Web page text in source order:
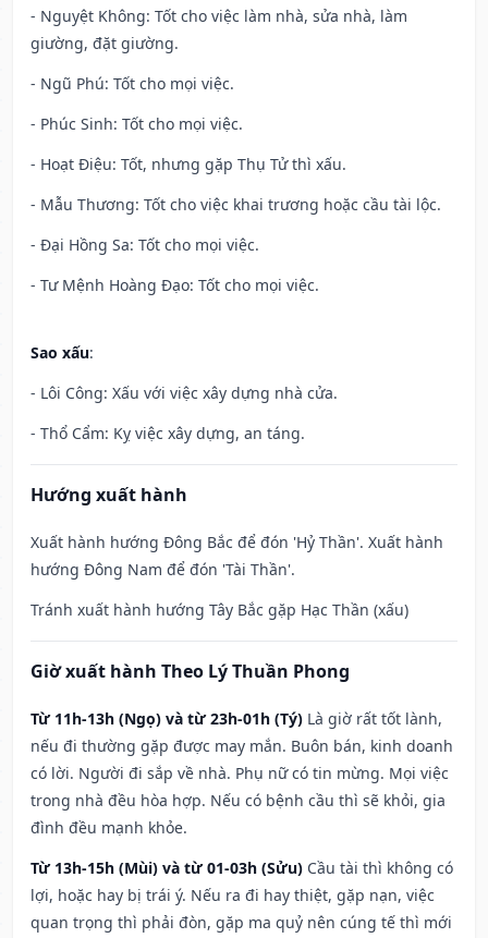
- Nguyệt Không: Tốt cho việc làm nhà, sửa nhà, làm
giường, đặt giường.
- Ngũ Phú: Tốt cho mọi việc.
- Phúc Sinh: Tốt cho mọi việc.
- Hoạt Điệu: Tốt, nhưng gặp Thụ Tử thì xấu.
- Mẫu Thương: Tốt cho việc khai trương hoặc cầu tài lộc.
- Đại Hồng Sa: Tốt cho mọi việc.
- Tư Mệnh Hoàng Đạo: Tốt cho mọi việc.
Sao xấu:
- Lôi Công: Xấu với việc xây dựng nhà cửa.
- Thổ Cẩm: Kỵ việc xây dựng, an táng.
Hướng xuất hành
Xuất hành hướng Đông Bắc để đón 'Hỷ Thần'. Xuất hành
hướng Đông Nam để đón 'Tài Thần'.
Tránh xuất hành hướng Tây Bắc gặp Hạc Thần (xấu)
Giờ xuất hành Theo Lý Thuần Phong
Từ 11h-13h (Ngọ) và từ 23h-01h (Tý) Là giờ rất tốt lành,
nếu đi thường gặp được may mắn. Buôn bán, kinh doanh
có lời. Người đi sắp về nhà. Phụ nữ có tin mừng. Mọi việc
trong nhà đều hòa hợp. Nếu có bệnh cầu thì sẽ khỏi, gia
đình đều mạnh khỏe.
Từ 13h-15h (Mùi) và từ 01-03h (Sửu) Cầu tài thì không có
lợi, hoặc hay bị trái ý. Nếu ra đi hay thiệt, gặp nạn, việc
quan trọng thì phải đòn, gặp ma quỷ nên cúng tế thì mới